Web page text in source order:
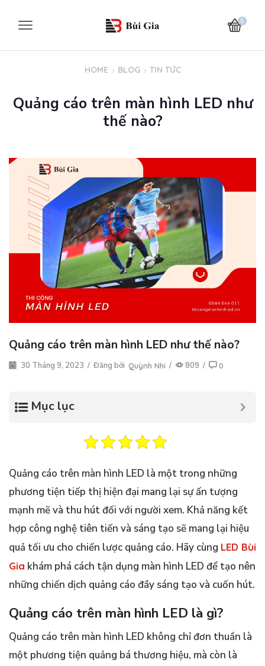
0
HOME BLOG TIN TỨC
Quảng cáo trên màn hình LED như
thế nào?
Quảng cáo trên màn hình LED như thế nào?
30 Tháng 9, 2023 / Đăng bởi Quỳnh Nhi / 809 / 0
Mục lục
Quảng cáo trên màn hình LED là một trong những
phương tiện tiếp thị hiện đại mang lại sự ấn tượng
mạnh mẽ và thu hút đối với người xem. Khả năng kết
hợp công nghệ tiên tiến và sáng tạo sẽ mang lại hiệu
quả tối ưu cho chiến lược quảng cáo. Hãy cùng LED Bùi
Gia khám phá cách tận dụng màn hình LED để tạo nên
những chiến dịch quảng cáo đầy sáng tạo và cuốn hút.
Quảng cáo trên màn hình LED là gì?
Quảng cáo trên màn hình LED không chỉ đơn thuần là
một phương tiện quảng bá thương hiệu, mà còn là